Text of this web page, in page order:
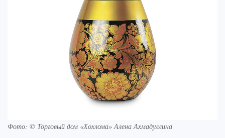
Фото: © Торговый дом «Хохлома» Алена Ахмадуллина